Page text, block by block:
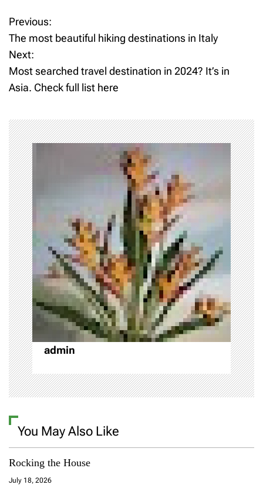
g
g
e
d
u
t
u
r
a
l
t
o
u
r
i
s
m
,
d
e
s
t
i
n
a
t
i
n
o
r
P
o
s
n
a
v
i
g
a
t
i
o
n
Previous:
The most beautiful hiking destinations in Italy
Next:
Most searched travel destination in 2024? It’s in
Asia. Check full list here
admin
You May Also Like
Rocking the House
July 18, 2026